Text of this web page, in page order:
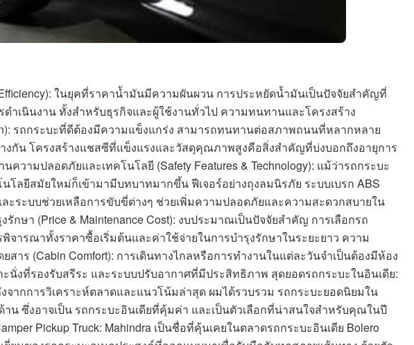
ในยุคที่ราคาน้ำมันมีความผันผวน การประหยัดน้ำมันเป็นปัจจัยสำคัญที่
ำเนินงาน ทั้งสำหรับธุรกิจและผู้ใช้งานทั่วไป ความทนทานและโครงสร้าง
รถกระบะที่ดีต้องมีความแข็งแกร่ง สามารถทนทานต่อสภาพถนนที่หลากหลาย
งกัน โครงสร้างแชสซีที่แข็งแรงและวัสดุคุณภาพสูงคือสิ่งสำคัญที่บ่งบอกถึงอายุการ
ความปลอดภัยและเทคโนโลยี (Safety Features & Technology): แม้ว่ารถกระบะ
นโลยีสมัยใหม่ก็เข้ามามีบทบาทมากขึ้น ฟีเจอร์อย่างถุงลมนิรภัย ระบบเบรก ABS
ะระบบช่วยเหลือการขับขี่ต่างๆ ช่วยเพิ่มความปลอดภัยและความสะดวกสบายใน
กษา (Price & Maintenance Cost): งบประมาณเป็นปัจจัยสำคัญ การเลือกรถ
ารณาทั้งราคาซื้อเริ่มต้นและค่าใช้จ่ายในการบำรุงรักษาในระยะยาว ความ
สาร (Cabin Comfort): การเดินทางไกลหรือการทำงานในแต่ละวันจำเป็นต้องมีห้อง
ะนั่งที่รองรับสรีระ และระบบปรับอากาศที่มีประสิทธิภาพ สุดยอดรถกระบะในอินเดีย:
จากการวิเคราะห์ตลาดและแนวโน้มล่าสุด ผมได้รวบรวม รถกระบะยอดนิยมใน
าน ซึ่งอาจเป็น รถกระบะอินเดียที่คุ้มค่า และเป็นตัวเลือกที่น่าสนใจสำหรับคุณในปี
Pickup Truck: Mahindra เป็นชื่อที่คุ้นเคยในตลาดรถกระบะอินเดีย Bolero